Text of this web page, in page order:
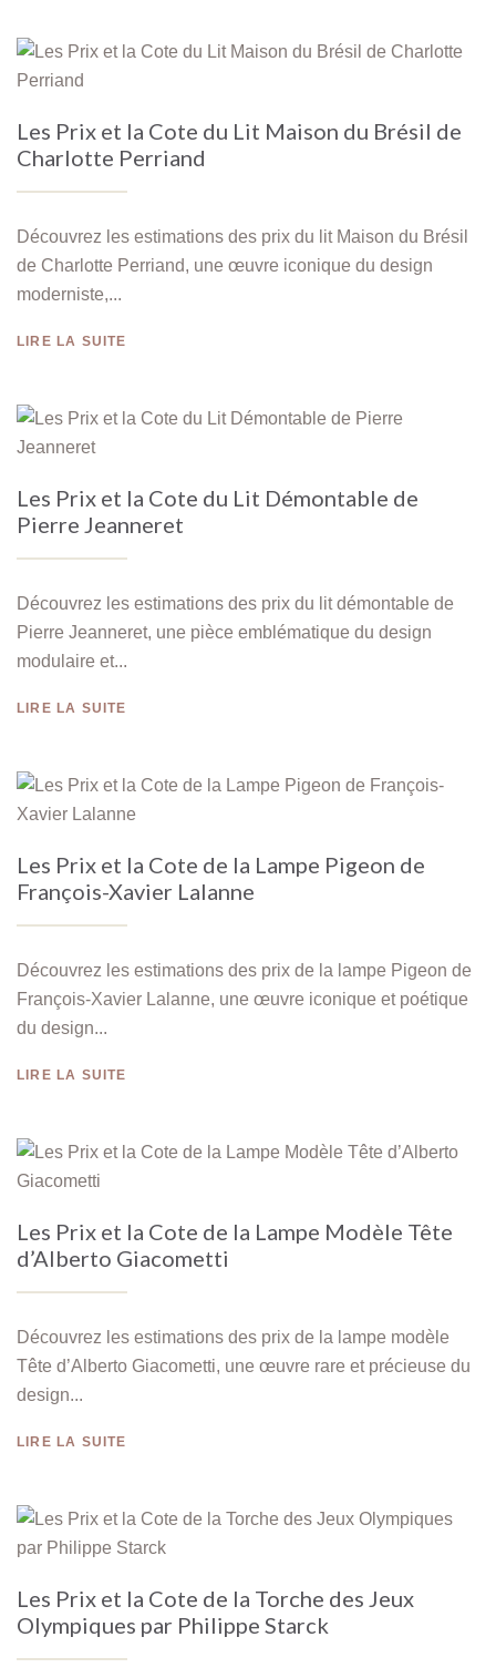
Les Prix et la Cote du Lit Maison du Brésil de
Charlotte Perriand
Découvrez les estimations des prix du lit Maison du Brésil
de Charlotte Perriand, une œuvre iconique du design
moderniste,...
LIRE LA SUITE
Les Prix et la Cote du Lit Démontable de
Pierre Jeanneret
Découvrez les estimations des prix du lit démontable de
Pierre Jeanneret, une pièce emblématique du design
modulaire et...
LIRE LA SUITE
Les Prix et la Cote de la Lampe Pigeon de
François-Xavier Lalanne
Découvrez les estimations des prix de la lampe Pigeon de
François-Xavier Lalanne, une œuvre iconique et poétique
du design...
LIRE LA SUITE
Les Prix et la Cote de la Lampe Modèle Tête
d’Alberto Giacometti
Découvrez les estimations des prix de la lampe modèle
Tête d’Alberto Giacometti, une œuvre rare et précieuse du
design...
LIRE LA SUITE
Les Prix et la Cote de la Torche des Jeux
Olympiques par Philippe Starck